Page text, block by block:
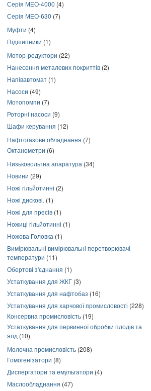
Серія МЕО-4000 (4)
Серія МЕО-630 (7)
Муфти (4)
Підшипники (1)
Мотор-редуктори (22)
Нанесення металевих покриттів (2)
Напівавтомат (1)
Насоси (49)
Мотопомпи (7)
Роторні насоси (9)
Шафи керування (12)
Нафтогазове обладнання (7)
Октанометри (6)
Низьковольтна апаратура (34)
Новини (29)
Ножі гільйотинні (2)
Ножі дискові. (1)
Ножі для пресів (1)
Ножиці гільйотинні (1)
Ножова Головка (1)
Вимірювальні вимірювальні перетворювачі
температури (11)
Обертові з'єднання (1)
Устаткування для ЖКГ (3)
Устаткування для нафтобаз (16)
Устаткування для харчової промисловості (228)
Консервна промисловість (19)
Устаткування для первинної обробки плодів та
ягід (10)
Молочна промисловість (208)
Гомогенізатори (8)
Диспергатори та емульгатори (4)
Маслообладнання (47)